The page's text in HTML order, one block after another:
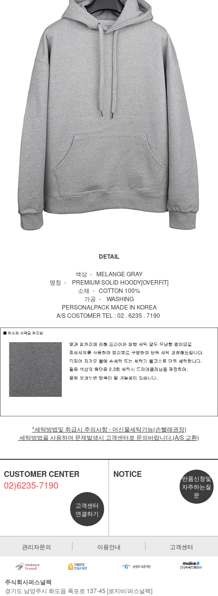
DETAIL
색상 - MELANGE GRAY
명칭 - PREMIUM SOLID HOODY[OVERFIT]
소재 - COTTON 100%
가공 - WASHING
PERSONALPACK MADE IN KOREA
A/S COSTOMER TEL : 02 . 6235 . 7190
*세탁방법및 취급시 주의사항 - 머신물세탁가능(손빨래권장)
세탁방법을 사용하여 문제발생시 고객센터로 문의바랍니다.(A/S 교환)
CUSTOMER CENTER
02)6235-7190
고객센터
연결하기
NOTICE
반품신청및
자주하는질
문
관리자문의 이용안내 고객센터
주식회사퍼스널팩
경기도 남양주시 화도읍 폭포로 137-45 [로지비/퍼스널팩]